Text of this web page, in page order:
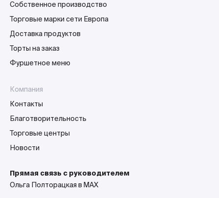
Собственное производство
Торговые марки сети Европа
Доставка продуктов
Торты на заказ
Фуршетное меню
Компания
Контакты
Благотворительность
Торговые центры
Новости
Прямая связь с руководителем
Ольга Полторацкая в MAX